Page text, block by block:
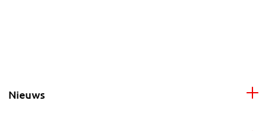
Nieuws